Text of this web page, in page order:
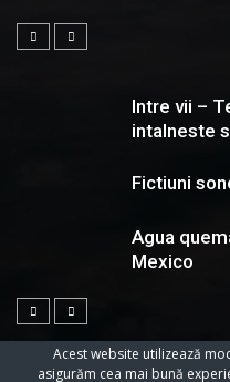
Intre vii –
intalneste
Fictiuni
Agua
Mexico
Acest website utilizează
asigurăm cea mai bună